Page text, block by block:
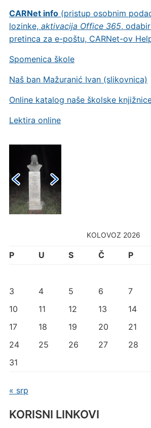
CARNet info(pristup osobnim
lozinke, aktivacija Office 365,
pretinca za e-poštu, CARNet-ov
Spomenica škole
Naš ban Mažuranić Ivan (slikovnica)
Online katalog naše školske
Lektira online
KOLOVOZ 2026
P U S Č P
3
4 5 6 7
10
11 12 13 14
17
18 19 20 21
24
25 26 27 28
31
« srp
KORISNI LINKOVI